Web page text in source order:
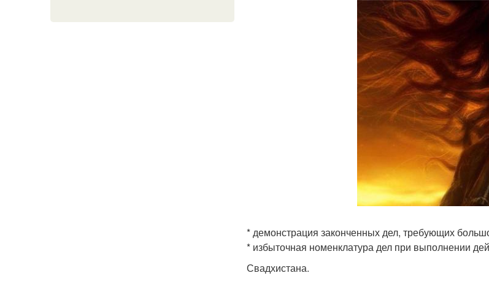
* демонстрация законченных дел, требующих
* избыточная номенклатура дел при выполнении
Свадхистана.